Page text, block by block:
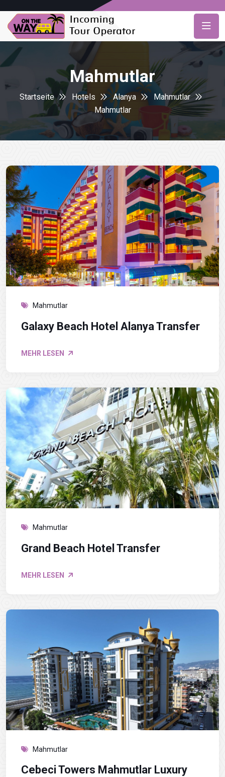
Mahmutlar
Startseite Hotels Alanya
Mahmutlar
Mahmutlar
Mahmutlar
Galaxy Beach Hotel Alanya Transfer
MEHR LESEN
Mahmutlar
Grand Beach Hotel Transfer
MEHR LESEN
Mahmutlar
Cebeci Towers Mahmutlar Luxury